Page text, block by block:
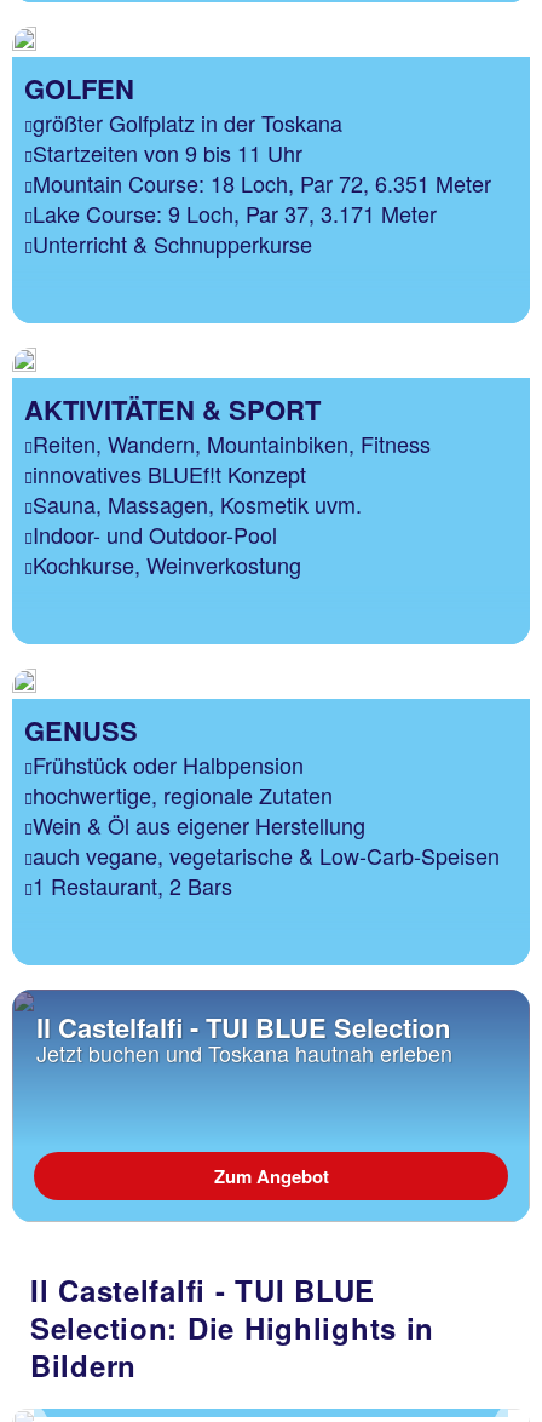
GOLFEN
größter Golfplatz in der Toskana
Startzeiten von 9 bis 11 Uhr
Mountain Course: 18 Loch, Par 72, 6.351 Meter
Lake Course: 9 Loch, Par 37, 3.171 Meter
Unterricht & Schnupperkurse
AKTIVITÄTEN & SPORT
Reiten, Wandern, Mountainbiken, Fitness
innovatives BLUEf!t Konzept
Sauna, Massagen, Kosmetik uvm.
Indoor- und Outdoor-Pool
Kochkurse, Weinverkostung
GENUSS
Frühstück oder Halbpension
hochwertige, regionale Zutaten
Wein & Öl aus eigener Herstellung
auch vegane, vegetarische & Low-Carb-Speisen
1 Restaurant, 2 Bars
Il Castelfalfi - TUI BLUE Selection
Jetzt buchen und Toskana hautnah erleben
Zum Angebot
Il Castelfalfi - TUI BLUE
Selection: Die Highlights in
Bildern
Der größte Golfplatz der Toskana